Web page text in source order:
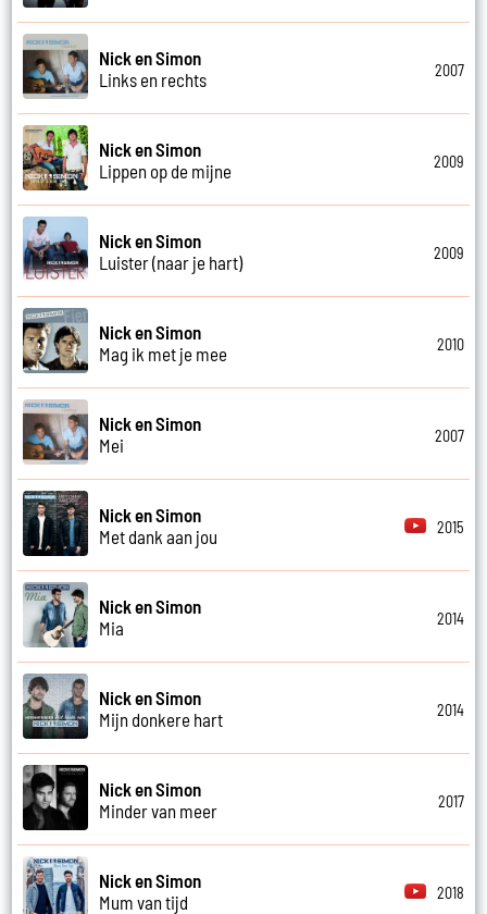
Nick en Simon
Links en rechts
2007
Nick en Simon
Lippen op de mijne
2009
Nick en Simon
Luister (naar je hart)
2009
Nick en Simon
Mag ik met je mee
2010
Nick en Simon
Mei
2007
Nick en Simon
Met dank aan jou
2015
Nick en Simon
Mia
2014
Nick en Simon
Mijn donkere hart
2014
Nick en Simon
Minder van meer
2017
Nick en Simon
Mum van tijd
2018